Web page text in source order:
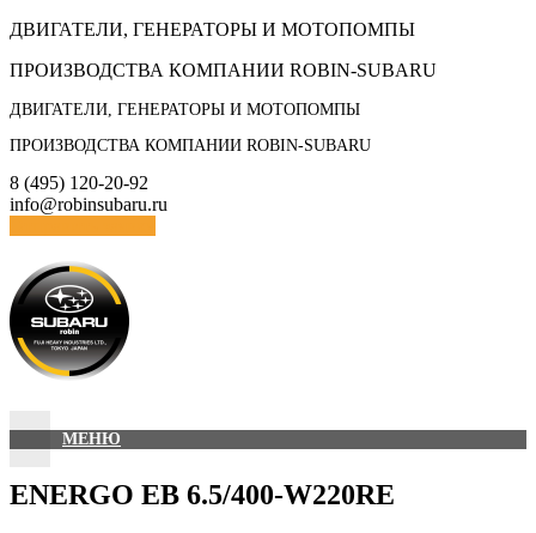
Skip
content
ДВИГАТЕЛИ, ГЕНЕРАТОРЫ И МОТОПОМПЫ
ПРОИЗВОДСТВА КОМПАНИИ ROBIN-SUBARU
ДВИГАТЕЛИ, ГЕНЕРАТОРЫ И МОТОПОМПЫ
ПРОИЗВОДСТВА КОМПАНИИ ROBIN-SUBARU
8 (495) 120-20-92
info@robinsubaru.ru
МЕНЮ
ENERGO EB 6.5/400-W220RE